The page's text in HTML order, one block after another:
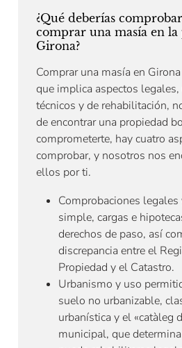
¿Qué deberías
comprar una masía en
Girona?
Comprar una masía en
que implica aspectos
técnicos y de rehabilitación,
de encontrar una propiedad
comprometerte, hay cuatro
comprobar, y nosotros nos
ellos por ti.
Comprobaciones
simple, cargas e
derechos de paso, así
discrepancia entre el
Propiedad y el Catastro.
Urbanismo y uso
suelo no urbanizable,
urbanística y el «catàleg
municipal, que